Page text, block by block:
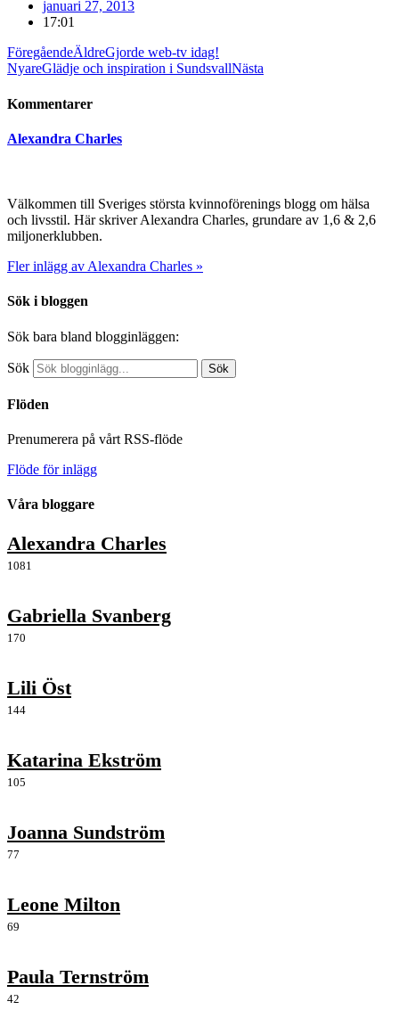
januari 27, 2013
17:01
FöregåendeÄldreGjorde web-tv idag!
NyareGlädje och inspiration i SundsvallNästa
Kommentarer
Alexandra Charles
Välkommen till Sveriges största kvinnoförenings blogg om hälsa
och livsstil. Här skriver Alexandra Charles, grundare av 1,6 & 2,6
miljonerklubben.
Fler inlägg av Alexandra Charles »
Sök i bloggen
Sök bara bland blogginläggen:
Sök Sök
Flöden
Prenumerera på vårt RSS-flöde
Flöde för inlägg
Våra bloggare
Alexandra Charles
1081
Gabriella Svanberg
170
Lili Öst
144
Katarina Ekström
105
Joanna Sundström
77
Leone Milton
69
Paula Ternström
42